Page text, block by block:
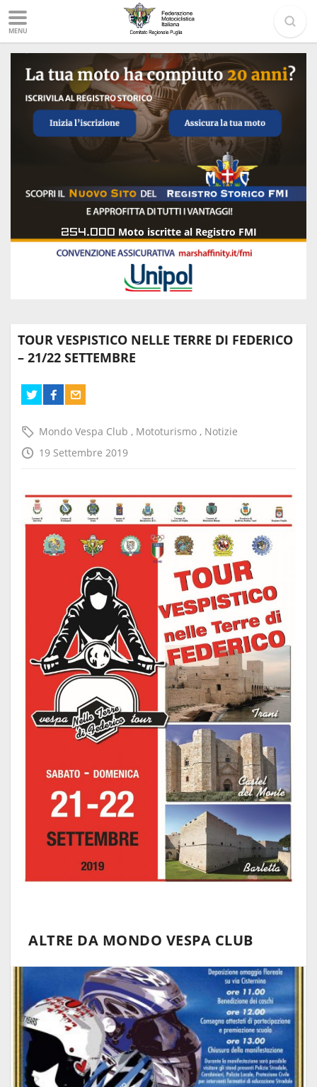
MENU
254.000 Moto iscritte al Registro FMI
TOUR VESPISTICO NELLE TERRE DI FEDERICO
– 21/22 SETTEMBRE
Mondo Vespa Club , Mototurismo , Notizie
19 Settembre 2019
ALTRE DA MONDO VESPA CLUB